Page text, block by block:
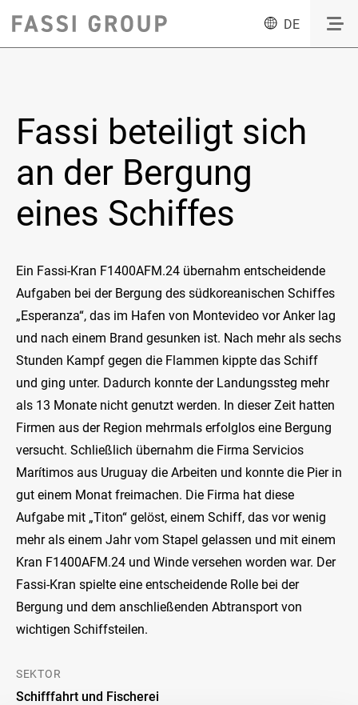
DE
Fassi beteiligt sich
an der Bergung
eines Schiffes
Ein Fassi-Kran F1400AFM.24 übernahm entscheidende
Aufgaben bei der Bergung des südkoreanischen Schiffes
„Esperanza“, das im Hafen von Montevideo vor Anker lag
und nach einem Brand gesunken ist. Nach mehr als sechs
Stunden Kampf gegen die Flammen kippte das Schiff
und ging unter. Dadurch konnte der Landungssteg mehr
als 13 Monate nicht genutzt werden. In dieser Zeit hatten
Firmen aus der Region mehrmals erfolglos eine Bergung
versucht. Schließlich übernahm die Firma Servicios
Marítimos aus Uruguay die Arbeiten und konnte die Pier in
gut einem Monat freimachen. Die Firma hat diese
Aufgabe mit „Titon“ gelöst, einem Schiff, das vor wenig
mehr als einem Jahr vom Stapel gelassen und mit einem
Kran F1400AFM.24 und Winde versehen worden war. Der
Fassi-Kran spielte eine entscheidende Rolle bei der
Bergung und dem anschließenden Abtransport von
wichtigen Schiffsteilen.
SEKTOR
Schifffahrt und Fischerei